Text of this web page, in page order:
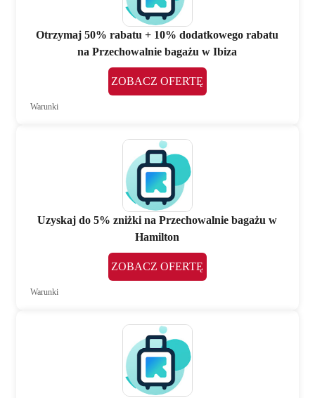
Otrzymaj 50% rabatu + 10% dodatkowego rabatu
na Przechowalnie bagażu w Ibiza
ZOBACZ OFERTĘ
Warunki
Uzyskaj do 5% zniżki na Przechowalnie bagażu w
Hamilton
ZOBACZ OFERTĘ
Warunki